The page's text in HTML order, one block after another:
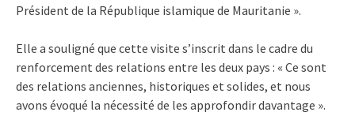
Président de la République islamique de Mauritanie ».
Elle a souligné que cette visite s’inscrit dans le cadre du
renforcement des relations entre les deux pays : « Ce sont
des relations anciennes, historiques et solides, et nous
avons évoqué la nécessité de les approfondir davantage ».